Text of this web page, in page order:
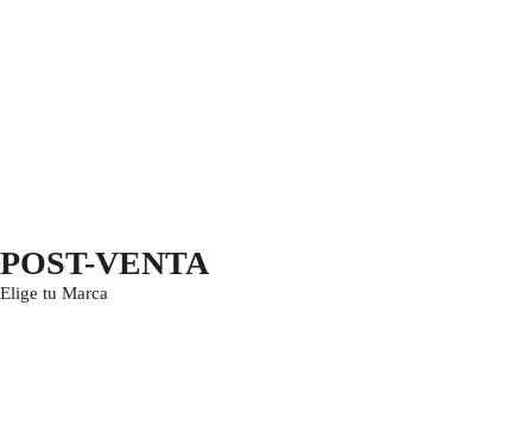
POST-VENTA
Elige tu Marca